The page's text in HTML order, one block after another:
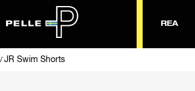
REA
/ JR Swim Shorts